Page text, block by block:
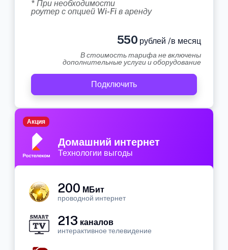
* При необходимости
роутер с опцией Wi-Fi в аренду
550 рублей /в месяц
В стоимость тарифа не включены
дополнительные услуги и оборудование
Подключить
Домашний интернет
Технологии выгоды
Акция
200 МБит
проводной интернет
213 каналов
интерактивное телевидение